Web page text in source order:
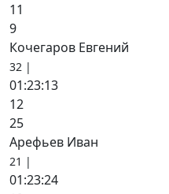
11
9
Кочегаров Евгений
32 |
01:23:13
12
25
Арефьев Иван
21 |
01:23:24